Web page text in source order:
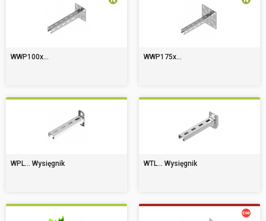
WWP100x... WWP175x...
WPL... Wysięgnik WTL... Wysięgnik